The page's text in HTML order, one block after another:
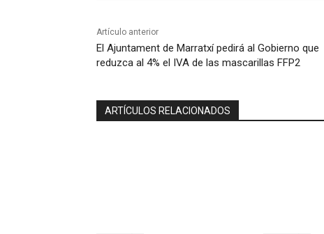
Artículo anterior
El Ajuntament de Marratxí pedirá al Gobierno que
reduzca al 4% el IVA de las mascarillas FFP2
ARTÍCULOS RELACIONADOS